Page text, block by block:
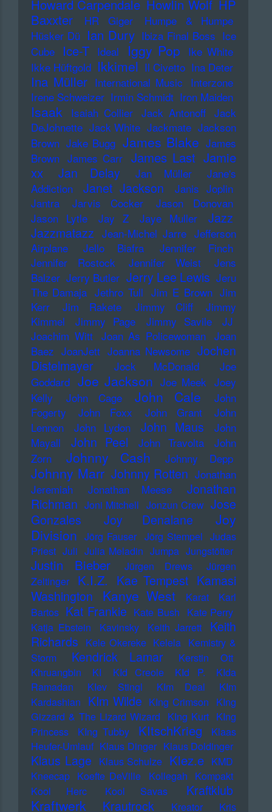
Howard Carpendale Howlin Wolf HP
Baxxter
HR Giger
Humpe & Humpe
Hüsker Dü Ian Dury Ibiza Final Boss Ice
Cube
Ice-T Ideal Iggy Pop Ike White
Ikke Hüftgold Ikkimel Il Civetto Ina Deter
Ina Müller International Music Interzone
Irene Schweizer Irmin Schmidt Iron Maiden
Isaak Isaiah Collier Jack Antonoff Jack
DeJohnette Jack White Jackmate Jackson
Brown Jake Bugg James Blake James
Brown James Carr James Last Jamie
xx
Jan Delay Jan Müller
Jane's
Addiction
Janet Jackson
Janis Joplin
Jantra
Jarvis Cocker
Jason Donovan
Jason Lytle
Jay Z Jaye Muller
Jazz
Jazzmatazz Jean-Michel Jarre Jefferson
Airplane
Jello Biafra
Jennifer Finch
Jennifer Rostock
Jennifer Weist
Jens
Balzer Jerry Butler Jerry Lee Lewis Jeru
The Damaja Jethro Tull Jim E Brown Jim
Kerr
Jim Rakete Jimmy Cliff
Jimmy
Kimmel
Jimmy Page Jimmy Savile
JJ
Joachim Witt Joan As Policewoman Joan
Baez JoanJett Joanna Newsome Jochen
Distelmayer
Jock McDonald
Joe
Goddard Joe Jackson Joe Meek Joey
Kelly
John Cage John Cale
John
Fogerty
John Foxx John Grant
John
Lennon
John Lydon John Maus
John
Mayall
John Peel John Travolta
John
Zorn
Johnny Cash Johnny Depp
Johnny Marr Johnny Rotten Jonathan
Jeremiah
Jonathan Meese
Jonathan
Richman Joni Mitchell Jonzun Crew Jose
Gonzales
Joy Denalane
Joy
Division Jörg Fauser Jörg Stempel Judas
Priest Juli Julia Meladin Jumpa Jungstötter
Justin Bieber Jürgen Drews
Jürgen
Zeltinger
K.I.Z. Kae Tempest Kamasi
Washington
Kanye West Karat
Karl
Bartos Kat Frankie Kate Bush Kate Perry
Katja Ebstein
Kavinsky Keith Jarrett
Keith
Richards Kele Okereke Kelela Kemistry &
Storm
Kendrick Lamar
Kerstin Ott
Khruangbin
KI KId Creole KId P.
KIda
Ramadan
KIev Stingl KIm Deal
KIm
Kardashian KIm Wilde KIng Crimson KIng
Gizzard & The Lizard Wizard KIng Kurt KIng
Princess
KIng Tubby KItschKrieg
Klaas
Heufer-Umlauf Klaus Dinger Klaus Doldinger
Klaus Lage Klaus Schulze Klez.e KMD
Kneecap Koefte DeVille Kollegah Kompakt
Kool Herc
Kool Savas Kraftklub
Kraftwerk Krautrock Kreator
Kris